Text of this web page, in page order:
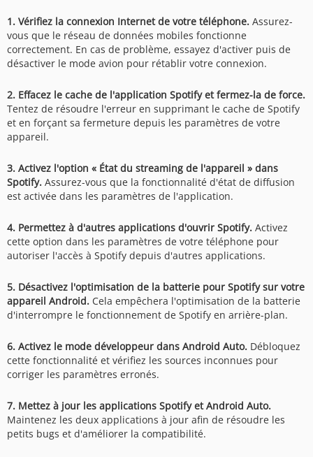
1. Vérifiez la connexion Internet de votre téléphone. Assurez-
vous que le réseau de données mobiles fonctionne
correctement. En cas de problème, essayez d'activer puis de
désactiver le mode avion pour rétablir votre connexion.
2. Effacez le cache de l'application Spotify et fermez-la de force.
Tentez de résoudre l'erreur en supprimant le cache de Spotify
et en forçant sa fermeture depuis les paramètres de votre
appareil.
3. Activez l'option « État du streaming de l'appareil » dans
Spotify. Assurez-vous que la fonctionnalité d'état de diffusion
est activée dans les paramètres de l'application.
4. Permettez à d'autres applications d'ouvrir Spotify. Activez
cette option dans les paramètres de votre téléphone pour
autoriser l'accès à Spotify depuis d'autres applications.
5. Désactivez l'optimisation de la batterie pour Spotify sur votre
appareil Android. Cela empêchera l'optimisation de la batterie
d'interrompre le fonctionnement de Spotify en arrière-plan.
6. Activez le mode développeur dans Android Auto. Débloquez
cette fonctionnalité et vérifiez les sources inconnues pour
corriger les paramètres erronés.
7. Mettez à jour les applications Spotify et Android Auto.
Maintenez les deux applications à jour afin de résoudre les
petits bugs et d'améliorer la compatibilité.